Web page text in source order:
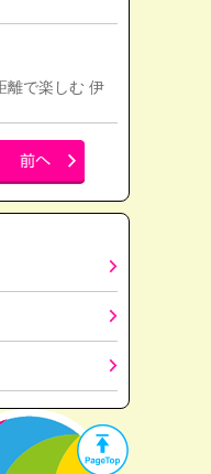
離で楽しむ 伊